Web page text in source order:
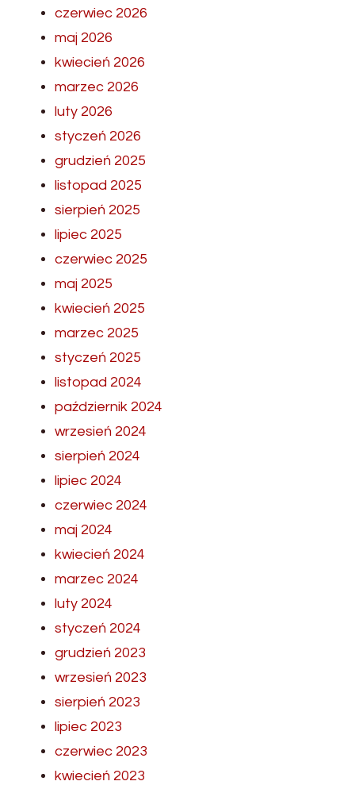
czerwiec 2026
maj 2026
kwiecień 2026
marzec 2026
luty 2026
styczeń 2026
grudzień 2025
listopad 2025
sierpień 2025
lipiec 2025
czerwiec 2025
maj 2025
kwiecień 2025
marzec 2025
styczeń 2025
listopad 2024
październik 2024
wrzesień 2024
sierpień 2024
lipiec 2024
czerwiec 2024
maj 2024
kwiecień 2024
marzec 2024
luty 2024
styczeń 2024
grudzień 2023
wrzesień 2023
sierpień 2023
lipiec 2023
czerwiec 2023
kwiecień 2023